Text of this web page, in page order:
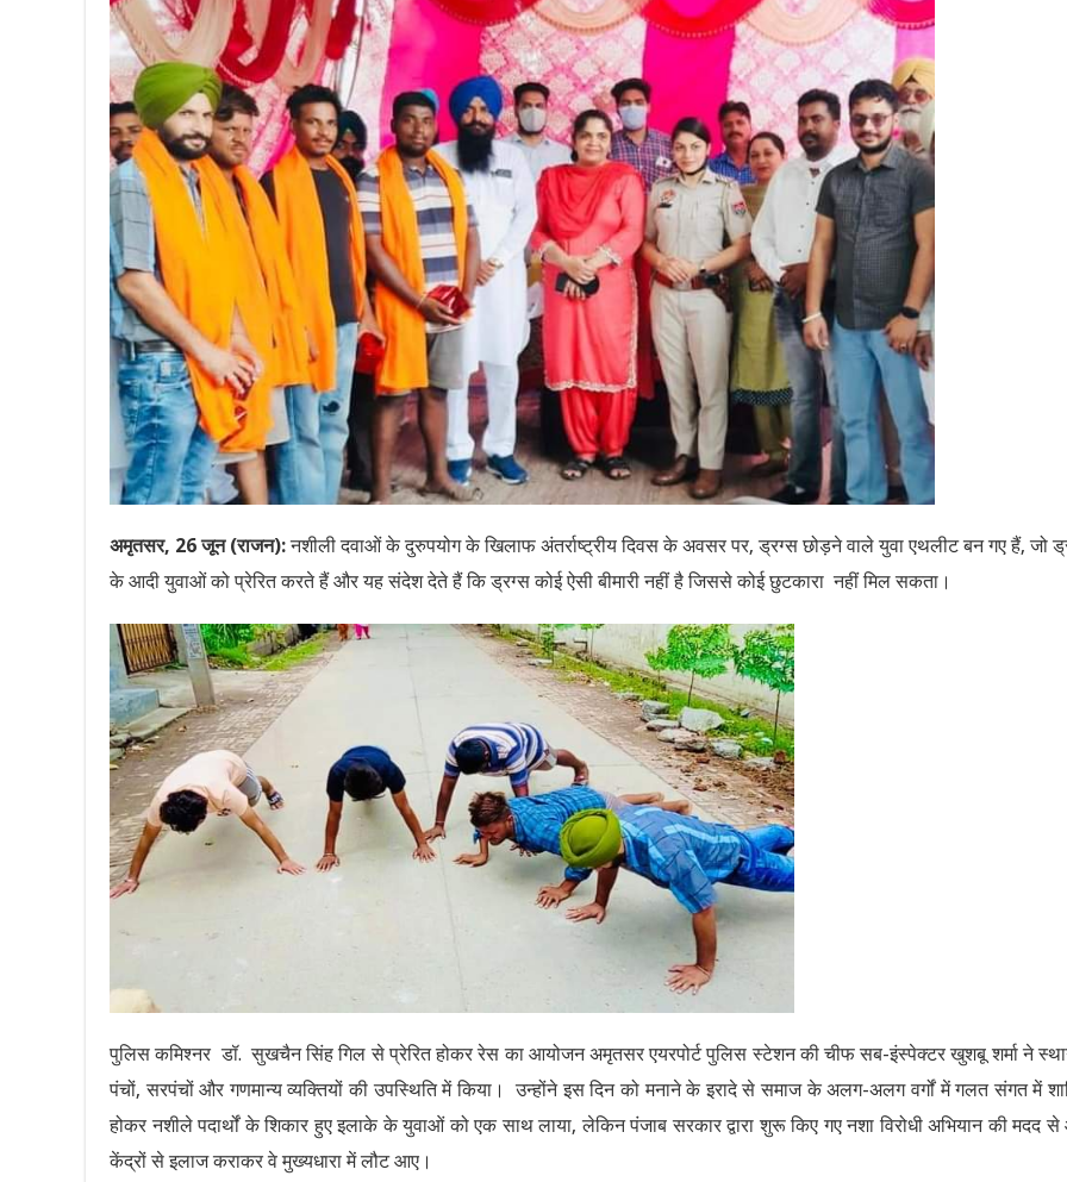
अमृतसर, 26 जून (राजन):नशीली दवाओं के दुरुपयोग के खिलाफ अंतर्राष्ट्रीय दिवस के अवसर पर, ड्रग्स छोड़ने वाले युवा एथलीट बन गए हैं, जो
के आदी युवाओं को प्रेरित करते हैं और यह संदेश देते हैं कि ड्रग्स कोई ऐसी बीमारी नहीं है जिससे कोई छुटकारा नहीं मिल सकता।
पुलिस कमिश्नर डॉ. सुखचैन सिंह गिल से प्रेरित होकर रेस का आयोजन अमृतसर एयरपोर्ट पुलिस स्टेशन की चीफ सब-इंस्पेक्टर खुशबू शर्मा ने
पंचों, सरपंचों और गणमान्य व्यक्तियों की उपस्थिति में किया। उन्होंने इस दिन को मनाने के इरादे से समाज के अलग-अलग वर्गों में गलत संगत में
होकर नशीले पदार्थों के शिकार हुए इलाके के युवाओं को एक साथ लाया, लेकिन पंजाब सरकार द्वारा शुरू किए गए नशा विरोधी अभियान की मदद
केंद्रों से इलाज कराकर वे मुख्यधारा में लौट आए।